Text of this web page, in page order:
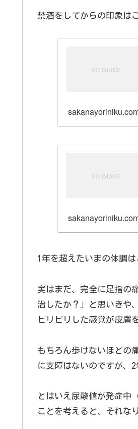
禁酒をしてからの印象は
1年を超えたいまの体調は
実はまだ、完全に足指の
治したか？」と思いきや
ピリピリした感覚が皮膚
もちろん歩けないほどの
に支障はないのですが、
とはいえ尿酸値が発症中
ことを考えると、それな